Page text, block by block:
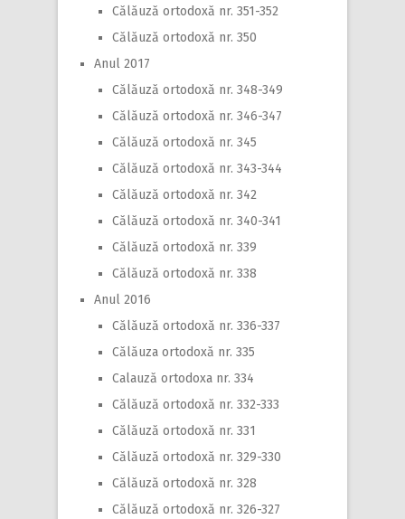
Călăuză ortodoxă nr. 351-352
Călăuză ortodoxă nr. 350
Anul 2017
Călăuză ortodoxă nr. 348-349
Călăuză ortodoxă nr. 346-347
Călăuză ortodoxă nr. 345
Călăuză ortodoxă nr. 343-344
Călăuză ortodoxă nr. 342
Călăuză ortodoxă nr. 340-341
Călăuză ortodoxă nr. 339
Călăuză ortodoxă nr. 338
Anul 2016
Călăuză ortodoxă nr. 336-337
Călăuza ortodoxă nr. 335
Calauză ortodoxa nr. 334
Călăuză ortodoxă nr. 332-333
Călăuză ortodoxă nr. 331
Călăuză ortodoxă nr. 329-330
Călăuză ortodoxă nr. 328
Călăuză ortodoxă nr. 326-327